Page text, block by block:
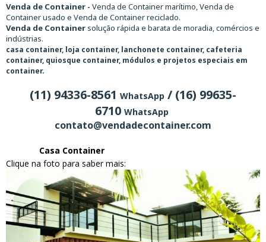
Venda de Container - Venda de Container marítimo, Venda de
Container usado e Venda de Container reciclado.
Venda de Containersolução rápida e barata de moradia, comércios e
indústrias.
casa container, loja container, lanchonete container, cafeteria
container, quiosque container, módulos e projetos especiais em
container.
(11) 94336-8561 WhatsApp / (16) 99635-
6710 WhatsApp
contato@vendadecontainer.com
Casa Container
Clique na foto para saber mais: